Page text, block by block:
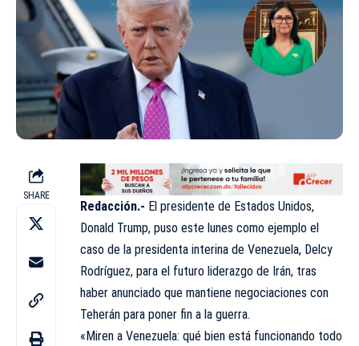
SHARE
Redacción.- El presidente de Estados Unidos,
Donald Trump, puso este lunes como ejemplo el
caso de la presidenta interina de Venezuela, Delcy
Rodríguez, para el futuro liderazgo de Irán, tras
haber anunciado que mantiene negociaciones con
Teherán para poner fin a la guerra.
«Miren a Venezuela: qué bien está funcionando todo